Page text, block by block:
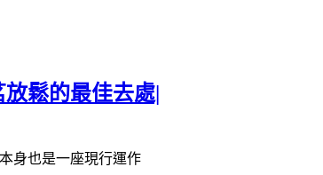
鬆的最佳去處|
身也是一座現行運作